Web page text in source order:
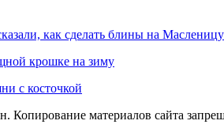
как сделать блины на
крошке на зиму
с косточкой
Копирование материалов сайта